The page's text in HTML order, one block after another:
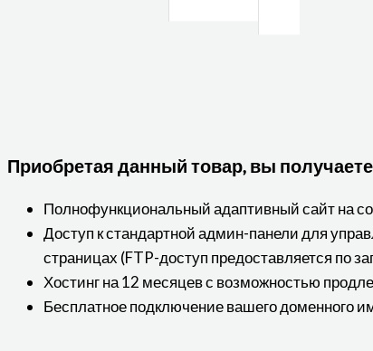
Приобретая данный товар, вы
Полнофункциональный адаптивный сайт на
Доступ к стандартной админ-панели для
страницах (FTP-доступ предоставляется по
Хостинг на 12 месяцев с возможностью
Бесплатное подключение вашего доменного